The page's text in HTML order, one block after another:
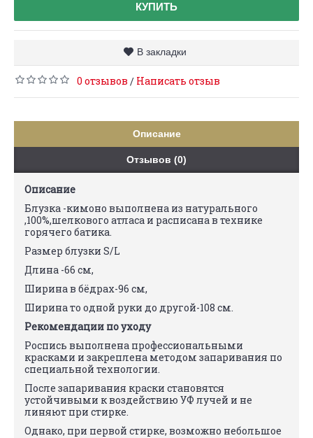
КУПИТЬ
В закладки
0 отзывов / Написать отзыв
Описание
Отзывов (0)
Описание
Блузка -кимоно выполнена из натурального
,100%,шелкового атласа и расписана в технике
горячего батика.
Размер блузки S/L
Длина -66 см,
Ширина в бёдрах-96 см,
Ширина то одной руки до другой-108 см.
Рекомендации по уходу
Роспись выполнена профессиональными
красками и закреплена методом запаривания по
специальной технологии.
После запаривания краски становятся
устойчивыми к воздействию УФ лучей и не
линяют при стирке.
Однако, при первой стирке, возможно небольшое